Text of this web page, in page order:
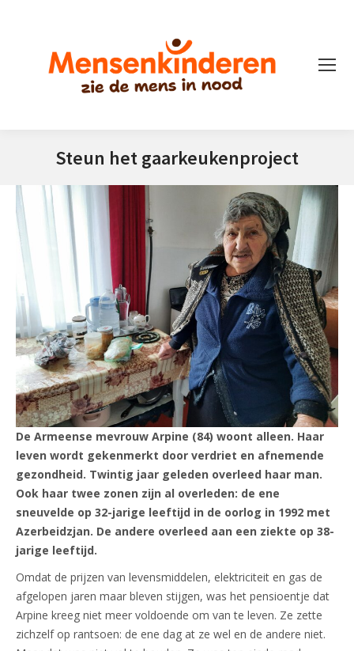
Steun het gaarkeukenproject
De Armeense mevrouw Arpine (84) woont alleen. Haar
leven wordt gekenmerkt door verdriet en afnemende
gezondheid. Twintig jaar geleden overleed haar man.
Ook haar twee zonen zijn al overleden: de ene
sneuvelde op 32-jarige leeftijd in de oorlog in 1992 met
Azerbeidzjan. De andere overleed aan een ziekte op 38-
jarige leeftijd.
Omdat de prijzen van levensmiddelen, elektriciteit en gas de
afgelopen jaren maar bleven stijgen, was het pensioentje dat
Arpine kreeg niet meer voldoende om van te leven. Ze zette
zichzelf op rantsoen: de ene dag at ze wel en de andere niet.